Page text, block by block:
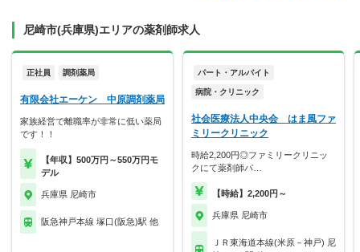
尼崎市(兵庫県)エリアの薬剤師求人
正社員 調剤薬局
有限会社エーケン 中原調剤薬局
家族経営で離職率が非常に低い薬局
です！！
【年収】500万円～550万円モ
デル
兵庫県 尼崎市
阪急神戸本線 塚口(阪急)駅 他
パート・アルバイト
病院・クリニック
社会医療法人中央会 はま風ファ
ミリークリニック
時給2,200円◎ファミリークリニッ
クにて薬剤師パ…
【時給】2,200円～
兵庫県 尼崎市
ＪＲ東海道本線(米原－神戸) 尼